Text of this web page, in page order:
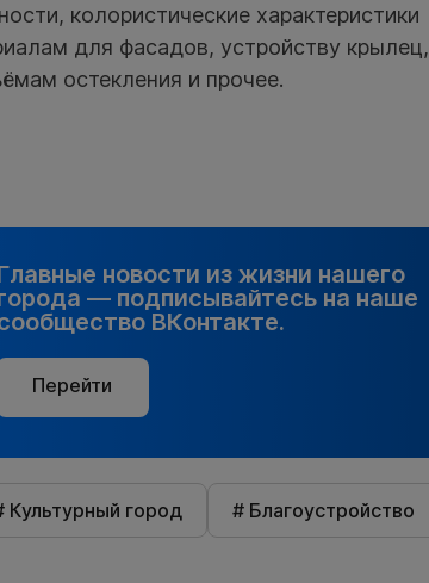
колористические характеристики
для фасадов, устройству крылец,
остекления и прочее.
новости из жизни нашего
— подписывайтесь на наше
ВКонтакте.
Перейти
Культурный город
# Благоустройство